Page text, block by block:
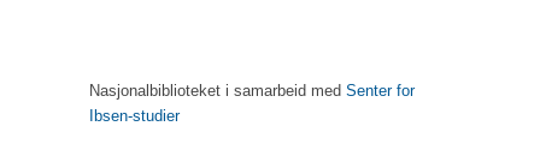
Nasjonalbiblioteket i samarbeid med Senter for
Ibsen-studier